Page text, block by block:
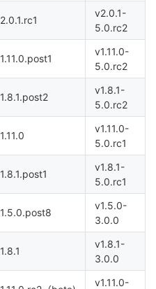
2.0.1.rc1
v2.0.1-
5.0.rc2
1.11.0.post1
v1.11.0-
5.0.rc2
1.8.1.post2
v1.8.1-
5.0.rc2
1.11.0
v1.11.0-
5.0.rc1
1.8.1.post1
v1.8.1-
5.0.rc1
1.5.0.post8
v1.5.0-
3.0.0
1.8.1
v1.8.1-
3.0.0
v1.11.0-